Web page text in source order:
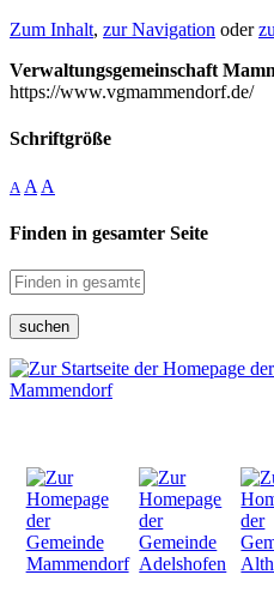
Zum Inhalt, zur Navigation oder
Verwaltungsgemeinschaft
https://www.vgmammendorf.de/
Schriftgröße
A A A
Finden in gesamter Seite
suchen